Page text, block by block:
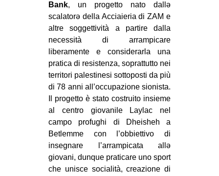
REPRESSIONE
STUDENTI
CULTURE
ARTE
CINEMA
MANIFESTI
MUSICA
RECENSIONI
INTERNAZIONALE
AFRICA
Bank, un progetto nato dallə
scalatorə della Acciaieria di ZAM e
altre soggettività a partire dalla
necessità di arrampicare
liberamente e considerarla una
pratica di resistenza, soprattutto nei
territori palestinesi sottoposti da più
di 78 anni all’occupazione sionista.
Il progetto è stato costruito insieme
al centro giovanile Laylac nel
campo profughi di Dheisheh a
Betlemme con l’obbiettivo di
insegnare l’arrampicata allə
giovani, dunque praticare uno sport
che unisce socialità, creazione di